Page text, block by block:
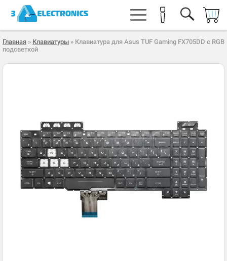
Главная » Клавиатуры » Клавиатура для Asus TUF Gaming FX705DD с RGB
подсветкой